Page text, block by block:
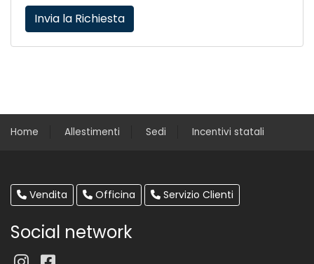
Home Allestimenti Sedi Incentivi statali
Vendita Officina Servizio Clienti
Social network